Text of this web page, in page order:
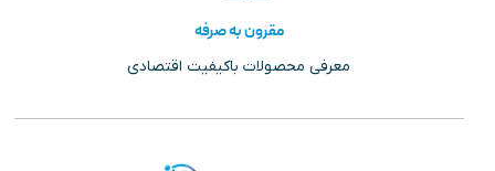
مقرون به صرفه
معرفی محصولات باکیفیت اقتصادی